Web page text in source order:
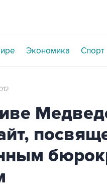
Экономика Спорт